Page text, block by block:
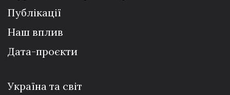
Публікації
Наш вплив
Дата-проєкти
Україна та світ